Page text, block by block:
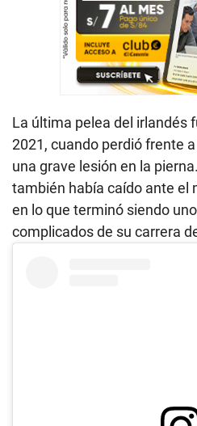
La última pelea del irlandés
2021, cuando perdió frente
una grave lesión en la
también había caído ante el
en lo que terminó siendo
complicados de su carrera